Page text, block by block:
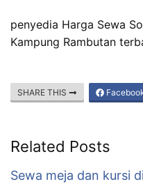
penyedia Harga Sewa
Kampung Rambutan
SHARE THIS
Related Posts
Sewa meja dan kursi